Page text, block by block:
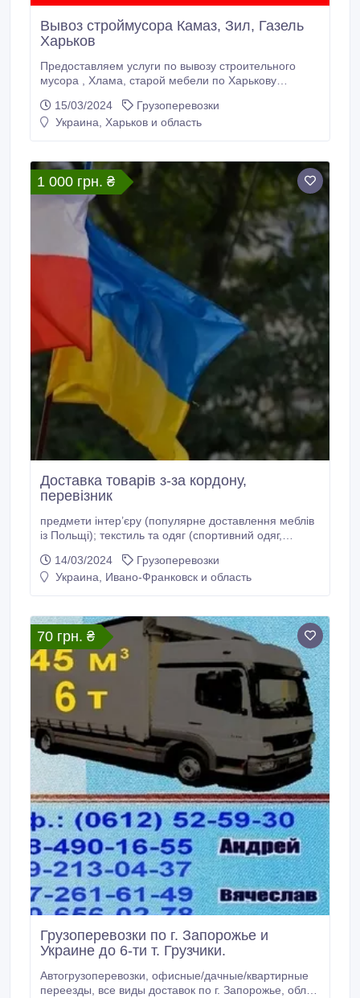
Вывоз строймусора Камаз, Зил, Газель
Харьков
Предоставляем услуги по вывозу строительного
мусора , Хлама, старой мебели по Харькову
старой мебели, хлама на свалку. Также вы можете
воспользоваться услугами грузчиков по выносу и
15/03/2024
Грузоперевозки
Украина, Харьков и область
1 000 грн. ₴
Доставка товарів з-за кордону,
перевізник
предмети інтер’єру (популярне доставлення меблів
із Польщі); текстиль та одяг (спортивний одяг,
напої (шоколад, сир, масло, чай, печиво); health and
care (косметика); доставлення взуття з Польщі,
14/03/2024
Грузоперевозки
Украина, Ивано-Франковск и область
70 грн. ₴
Грузоперевозки по г. Запорожье и
Украине до 6-ти т. Грузчики.
Автогрузоперевозки, офисные/дачные/квартирные
переезды, все виды доставок по г. Запорожье, обл. и